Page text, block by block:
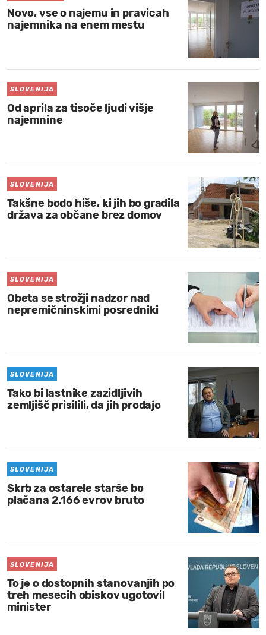
MOJ
Novo, vse o najemu in pravicah
najemnika na enem mestu
SLOVENIJA
Od aprila za tisoče ljudi višje
najemnine
SLOVENIJA
Takšne bodo hiše, ki jih bo gradila
država za občane brez domov
SLOVENIJA
Obeta se strožji nadzor nad
nepremičninskimi posredniki
SLOVENIJA
Tako bi lastnike zazidljivih
zemljišč prisilili, da jih prodajo
SLOVENIJA
Skrb za ostarele starše bo
plačana 2.166 evrov bruto
SLOVENIJA
To je o dostopnih stanovanjih po
treh mesecih obiskov ugotovil
minister